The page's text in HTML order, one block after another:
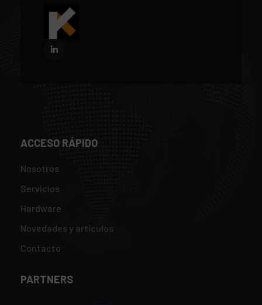
ACCESO RÁPIDO
Nosotros
Servicios
Hardware
Novedades y artículos
Contacto
PARTNERS